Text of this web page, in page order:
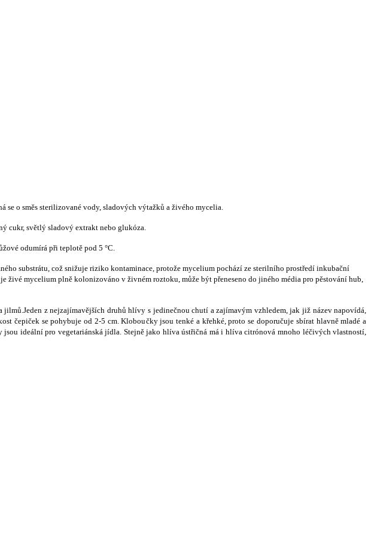
se o směs sterilizované vody, sladových výtažků a živého mycelia.
ý cukr, světlý sladový extrakt nebo glukóza.
ové odumírá při teplotě pod 5 °C.
substrátu, což snižuje riziko kontaminace, protože mycelium pochází ze sterilního prostředí inkubační
živé mycelium plně kolonizováno v živném roztoku, může být přeneseno do jiného média pro pěstování hub,
jilmů.Jeden z nejzajímavějších druhůhlívy s jedinečnou chutí a zajímavým vzhledem, jak již název napovídá,
čepiček se pohybuje od 2-5 cm. Kloboučky jsou tenké a křehké, proto se doporučuje sbírat hlavněmladé a
jsou ideální pro vegetariánská jídla. Stejnějako hlíva ústřičná má i hlíva citrónová mnoho léčivých vlastností,